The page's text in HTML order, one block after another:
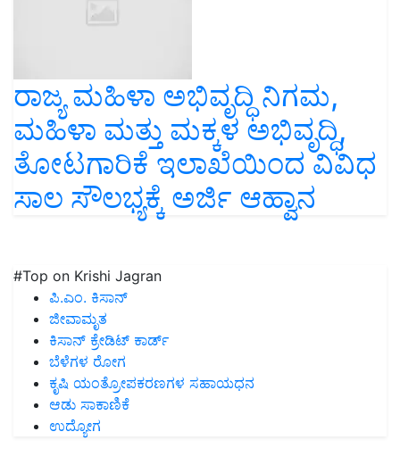
ರಾಜ್ಯ ಮಹಿಳಾ ಅಭಿವೃದ್ಧಿ ನಿಗಮ,
ಮಹಿಳಾ ಮತ್ತು ಮಕ್ಕಳ ಅಭಿವೃದ್ಧಿ,
ತೋಟಗಾರಿಕೆ ಇಲಾಖೆಯಿಂದ ವಿವಿಧ
ಸಾಲ ಸೌಲಭ್ಯಕ್ಕೆ ಅರ್ಜಿ ಆಹ್ವಾನ
#Top on Krishi Jagran
ಪಿ.ಎಂ. ಕಿಸಾನ್
ಜೀವಾಮೃತ
ಕಿಸಾನ್ ಕ್ರೇಡಿಟ್ ಕಾರ್ಡ್
ಬೆಳೆಗಳ ರೋಗ
ಕೃಷಿ ಯಂತ್ರೋಪಕರಣಗಳ ಸಹಾಯಧನ
ಆಡು ಸಾಕಾಣಿಕೆ
ಉದ್ಯೋಗ